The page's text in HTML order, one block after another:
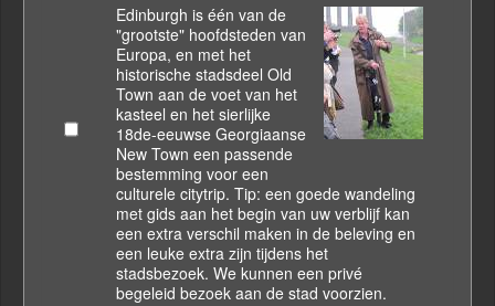
Edinburgh is één van de
"grootste" hoofdsteden van
Europa, en met het
historische stadsdeel Old
Town aan de voet van het
kasteel en het sierlijke
18de-eeuwse Georgiaanse
New Town een passende
bestemming voor een
culturele citytrip. Tip: een goede wandeling
met gids aan het begin van uw verblijf kan
een extra verschil maken in de beleving en
een leuke extra zijn tijdens het
stadsbezoek. We kunnen een privé
begeleid bezoek aan de stad voorzien.